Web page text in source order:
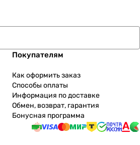
Покупателям
Как оформить заказ
Способы оплаты
Информация по доставке
Обмен, возврат, гарантия
Бонусная программа